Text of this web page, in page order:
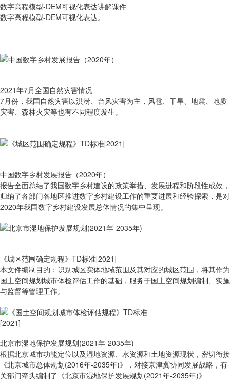
数字高程模型-DEM可视化表达讲解课件
数字高程模型-DEM可视化表达。
2021年7月全国自然灾害情况
7月份，我国自然灾害以洪涝、台风灾害为主，风雹、干旱、地震、地质
灾害、森林火灾等也有不同程度发生。
中国数字乡村发展报告（2020年）
报告全面总结了我国数字乡村建设的政策举措、发展进程和阶段性成效，
归纳了各部门各地区推进数字乡村建设工作的重要进展和经验探索，是对
2020年我国数字乡村建设发展总体情况的集中呈现。
《城区范围确定规程》TD标准[2021]
本文件编制目的：识别城区实体地域范围及其对应的城区范围，将其作为
国土空间规划城市体检评估工作的基础，服务于国土空间规划编制、实施
与监督等管理工作。
北京市湿地保护发展规划(2021年-2035年)
根据北京城市功能定位以及湿地资源、水资源和土地资源现状，密切衔接
《北京城市总体规划(2016年-2035年)》，对接京津冀协同发展战略，有
关部门牵头编制了《北京市湿地保护发展规划(2021年-2035年)》